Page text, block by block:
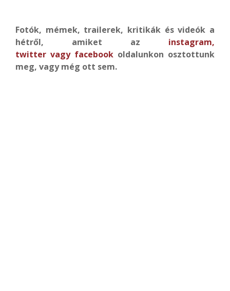
Fotók, mémek, trailerek, kritikák és videók a
hétről, amiket az instagram,
twitter vagy facebook oldalunkon osztottunk
meg, vagy még ott sem.